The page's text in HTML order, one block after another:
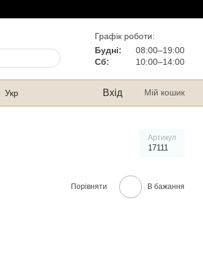
Графік роботи:
Будні:
08:00–19:00
Сб:
10:00–14:00
Укр Вхід Мій кошик
Артикул
17111
Порівняти В бажання